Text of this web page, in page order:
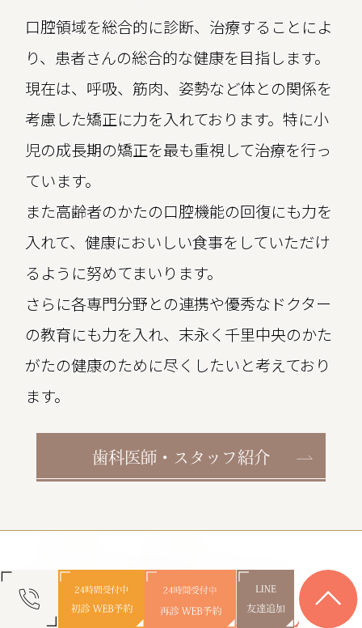
口腔領域を総合的に診断、治療することによ
り、患者さんの総合的な健康を目指します。
現在は、呼吸、筋肉、姿勢など体との関係を
考慮した矯正に力を入れております。特に小
児の成長期の矯正を最も重視して治療を行っ
ています。
また高齢者のかたの口腔機能の回復にも力を
入れて、健康においしい食事をしていただけ
るように努めてまいります。
さらに各専門分野との連携や優秀なドクター
の教育にも力を入れ、末永く千里中央のかた
がたの健康のために尽くしたいと考えており
ます。
歯科医師・スタッフ紹介
MEDICAL